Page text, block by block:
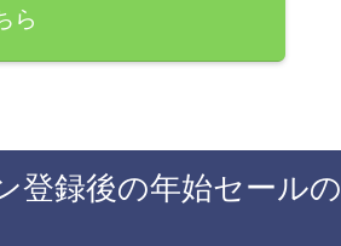
ら
登録後の年始セールの